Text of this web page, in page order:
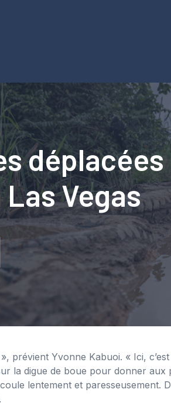
Vegas
», prévient Yvonne Kabuoi. « Ici,
la digue de boue pour donner
lentement et paresseusement.